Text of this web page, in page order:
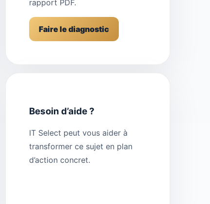
rapport PDF.
Faire le diagnostic
Besoin d’aide ?
IT Select peut vous aider à
transformer ce sujet en plan
d’action concret.